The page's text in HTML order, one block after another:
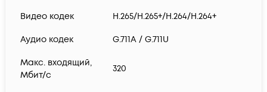
Видео кодек H.265/H.265+/H.264/H.264+
Аудио кодек G.711A / G.711U
Макс. входящий,
Мбит/с
320